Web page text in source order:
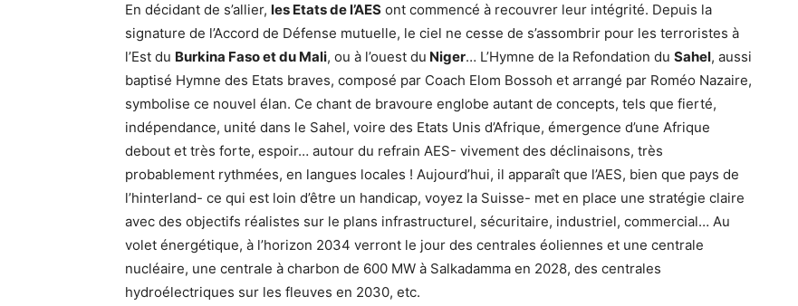
En décidant de s’allier, les Etats de l’AES ont commencé à recouvrer leur intégrité. Depuis la
signature de l’Accord de Défense mutuelle, le ciel ne cesse de s’assombrir pour les terroristes à
l’Est du Burkina Faso et du Mali, ou à l’ouest du Niger… L’Hymne de la Refondation du Sahel, aussi
baptisé Hymne des Etats braves, composé par Coach Elom Bossoh et arrangé par Roméo Nazaire,
symbolise ce nouvel élan. Ce chant de bravoure englobe autant de concepts, tels que fierté,
indépendance, unité dans le Sahel, voire des Etats Unis d’Afrique, émergence d’une Afrique
debout et très forte, espoir… autour du refrain AES- vivement des déclinaisons, très
probablement rythmées, en langues locales ! Aujourd’hui, il apparaît que l’AES, bien que pays de
l’hinterland- ce qui est loin d’être un handicap, voyez la Suisse- met en place une stratégie claire
avec des objectifs réalistes sur le plans infrastructurel, sécuritaire, industriel, commercial… Au
volet énergétique, à l’horizon 2034 verront le jour des centrales éoliennes et une centrale
nucléaire, une centrale à charbon de 600 MW à Salkadamma en 2028, des centrales
hydroélectriques sur les fleuves en 2030, etc.